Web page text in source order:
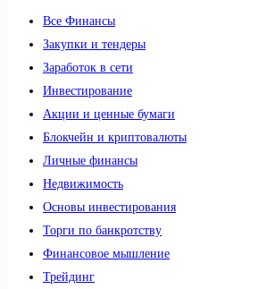
Все Финансы
Закупки и тендеры
Заработок в сети
Инвестирование
Акции и ценные бумаги
Блокчейн и криптовалюты
Личные финансы
Недвижимость
Основы инвестирования
Торги по банкротству
Финансовое мышление
Трейдинг